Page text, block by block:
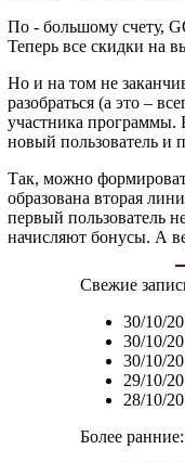
По - большому счету,
Теперь все скидки на
Но и на том не
разобраться (а это –
участника программы.
новый пользователь и
Так, можно
образована вторая
первый пользователь
начисляют бонусы. А
Свежие
30/10/
30/10/
30/10/
29/10/
28/10/
Более ранние: